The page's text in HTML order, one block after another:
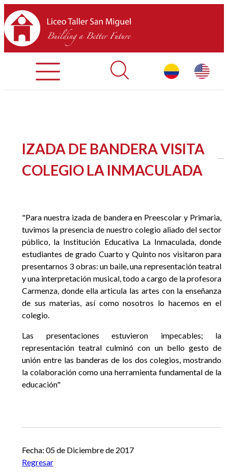
INICIO
SOBRE LTSM
EQUIPO
EGRESADOS
IZADA DE BANDERA VISITA
COLEGIO LA INMACULADA
"Para nuestra izada de bandera en Preescolar y Primaria,
tuvimos la presencia de nuestro colegio aliado del sector
público, la Institución Educativa La Inmaculada, donde
estudiantes de grado Cuarto y Quinto nos visitaron para
presentarnos 3 obras: un baile, una representación teatral
y una interpretación musical, todo a cargo de la profesora
Carmenza, donde ella articula las artes con la enseñanza
de sus materias, así como nosotros lo hacemos en el
colegio.
Las presentaciones estuvieron impecables; la
representación teatral culminó con un bello gesto de
unión entre las banderas de los dos colegios, mostrando
la colaboración como una herramienta fundamental de la
educación"
Fecha: 05 de Diciembre de 2017
Regresar